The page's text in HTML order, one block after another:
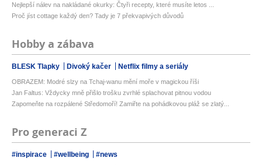
Nejlepší nálev na nakládané okurky: Čtyři recepty, které musíte letos ...
Proč jíst cottage každý den? Tady je 7 překvapivých důvodů
Hobby a zábava
BLESK Tlapky Divoký kačer Netflix filmy a seriály
OBRAZEM: Modré slzy na Tchaj-wanu mění moře v magickou říši
Jan Faltus: Vždycky mně přišlo trošku zvrhlé splachovat pitnou vodou
Zapomeňte na rozpálené Středomoří! Zamiřte na pohádkovou pláž se zlatý...
Pro generaci Z
#inspirace #wellbeing #news